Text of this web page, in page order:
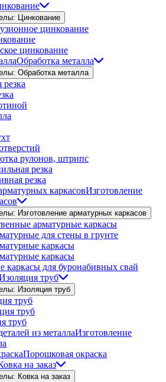
Цинкование
цинкование
цинкование
Обработка металла
Обработка металла
рулонов, штрипс
резка
резка
Изготовление
Изготовление арматурных каркасов
арматурные каркасы
для стены в грунте
каркасы
каркасы
каркасы для буронабивных свай
труб
Изоляция труб
труб
труб
труб
Изготовление
Порошковая окраска
на заказ
Ковка на заказ